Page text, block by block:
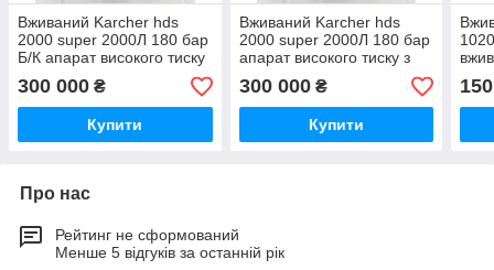
Вживаний Karcher hds
2000 super 2000Л 180 бар
Б/К апарат високого тиску
з підігрівом води вживаний
300 000 ₴
Купити
Вживаний Karcher hds
2000 super 2000Л 180 бар
апарат високого тиску з
дизельним підігрівом води
300 000₴
Купити
Про нас
Рейтинг не сформований
Менше 5 відгуків за останній рік